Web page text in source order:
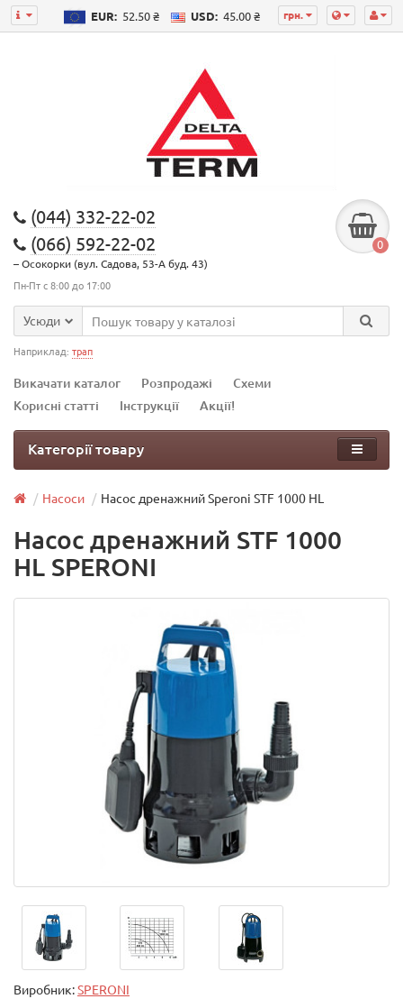
грн.
EUR: 52.50 ₴ USD: 45.00 ₴
(044) 332-22-02
(066) 592-22-02
– Осокорки (вул. Садова, 53-А буд. 43)
Пн-Пт с 8:00 до 17:00
0
Усюди
Наприклад: трап
Викачати каталог Розпродажі
Схеми
Корисні статті
Інструкції Акції!
Категорії товару
Насоси Насос дренажний Speroni STF 1000 HL
Насос дренажний STF 1000
HL SPERONI
Виробник:SPERONI